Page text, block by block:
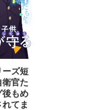
ーズ短
官た
後もめ
てま